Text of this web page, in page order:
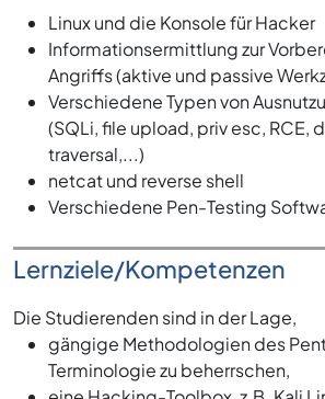
Linux und die Konsole für Hacker
Informationsermittlung zur
Angriffs (aktive und passive
Verschiedene Typen von
(SQLi, file upload, priv esc, RCE,
traversal,...)
netcat und reverse shell
Verschiedene Pen-Testing
Lernziele/Kompetenzen
Die Studierenden sind in der Lage,
gängige Methodologien des
Terminologie zu beherrschen,